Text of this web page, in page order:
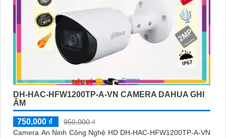
DH-HAC-HFW1200TP-A-VN CAMERA DAHUA GHI
ÂM
750,000 ₫
950,000 ₫
Camera An Ninh Công Nghệ HD DH-HAC-HFW1200TP-A-VN